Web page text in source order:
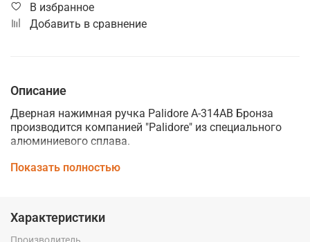
В избранное
Добавить в сравнение
Описание
Дверная нажимная ручка Palidore A-314AB Бронза
производится компанией "Palidore" из специального
алюминиевого сплава.
Дверные ручки Palidore изготавливаются по
и идеально подойдут к интерьеру любого помещения,
подчеркнув его элегантность и стиль.
Показать полностью
Характеристики